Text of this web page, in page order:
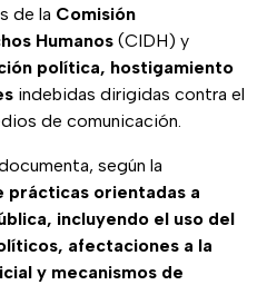
de la Comisión
Humanos (CIDH) y
política, hostigamiento
indebidas dirigidas contra el
de comunicación.
según la
prácticas orientadas a
incluyendo el uso del
afectaciones a la
y mecanismos de